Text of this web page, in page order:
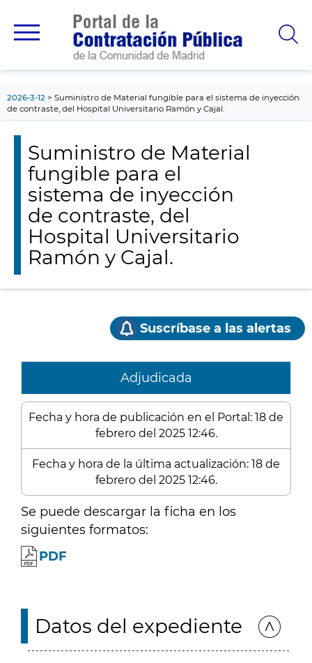
principal
2026-3-12
Suministro de Material fungible para el sistema de inyección
de contraste, del Hospital Universitario Ramón y Cajal.
Suministro de Material
fungible para el
sistema de inyección
de contraste, del
Hospital Universitario
Ramón y Cajal.
Suscríbase a las alertas
Adjudicada
Fecha y hora de publicación en el Portal: 18 de
febrero del 2025 12:46.
Fecha y hora de la última actualización: 18 de
febrero del 2025 12:46.
Se puede descargar la ficha en los
siguientes formatos:
PDF
Datos del expediente